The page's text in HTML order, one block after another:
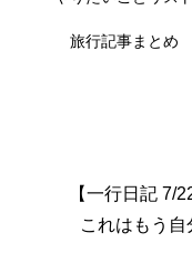
旅行記事まとめ
【一行日記 7/
これはもう